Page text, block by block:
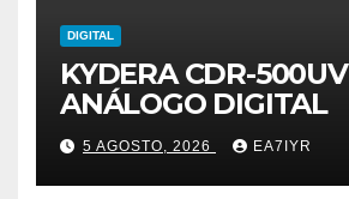
DIGITAL
KYDERA CDR-500UV
ANÁLOGO DIGITAL
5 AGOSTO, 2026 EA7IYR